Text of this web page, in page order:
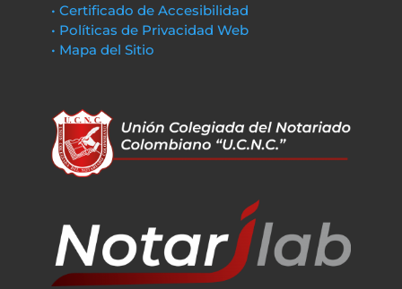
• Certificado de Accesibilidad
• Políticas de Privacidad Web
• Mapa del Sitio